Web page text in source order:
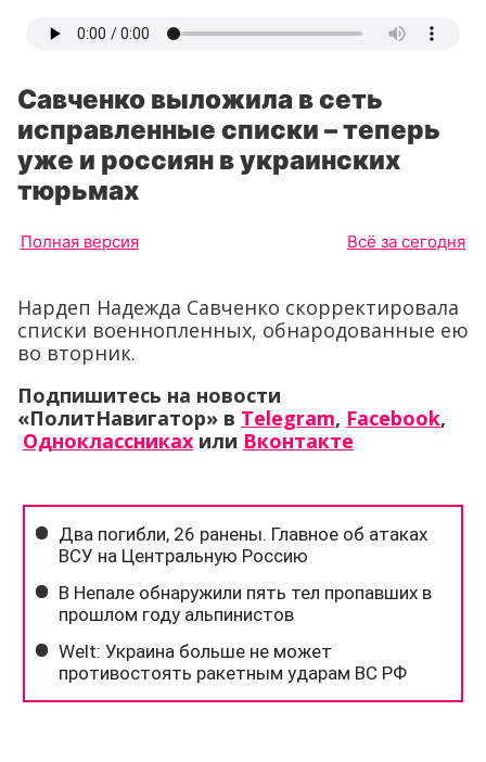
Савченко выложила в сеть
исправленные списки – теперь
уже и россиян в украинских
тюрьмах
Полная версия Всё за сегодня
Нардеп Надежда Савченко скорректировала
списки военнопленных, обнародованные ею
во вторник.
Подпишитесь на новости
«ПолитНавигатор» в Telegram, Facebook,
Одноклассниках или Вконтакте